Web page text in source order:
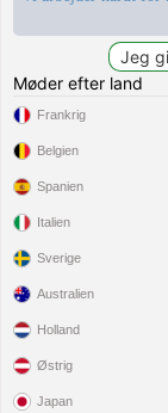
Møder efter land
Frankrig
Belgien
Spanien
Italien
Sverige
Australien
Holland
Østrig
Japan